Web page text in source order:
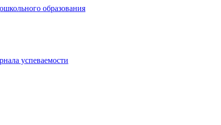
образования
успеваемости